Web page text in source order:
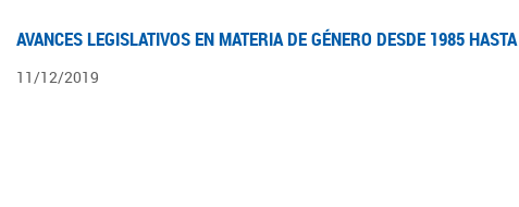
AVANCES LEGISLATIVOS EN MATERIA DE GÉNERO DESDE 1985
11/12/2019